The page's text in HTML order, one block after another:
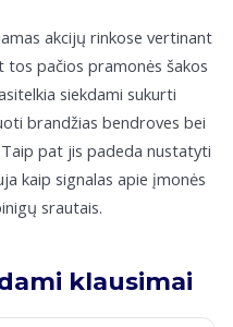
akcijų rinkose vertinant
pačios pramonės šakos
siekdami sukurti
brandžias bendroves bei
pat jis padeda nustatyti
kaip signalas apie įmonės
srautais.
klausimai